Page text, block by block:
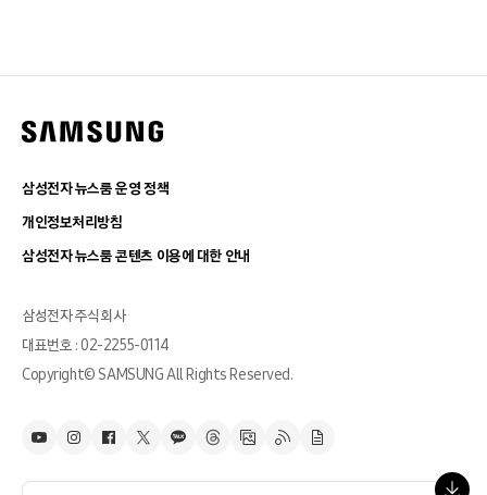
삼성전자 뉴스룸 운영 정책
개인정보처리방침
삼성전자 뉴스룸 콘텐츠 이용에 대한 안내
삼성전자 주식회사
대표번호 : 02-2255-0114
Copyright© SAMSUNG All Rights Reserved.